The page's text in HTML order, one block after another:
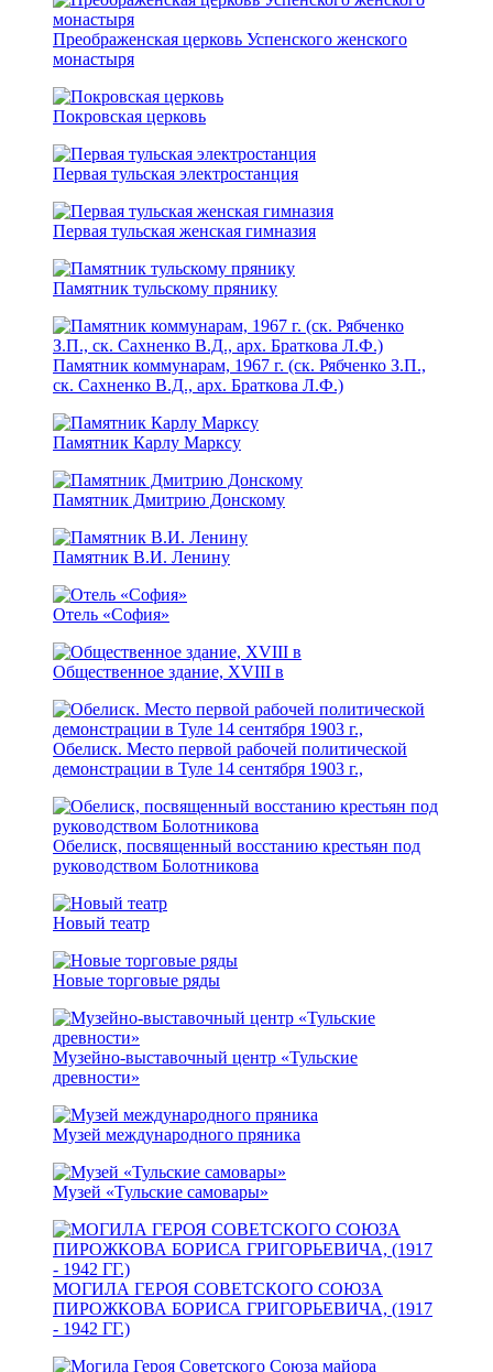
Преображенская церковь Успенского женского
монастыря
Покровская церковь
Первая тульская электростанция
Первая тульская женская гимназия
Памятник тульскому прянику
Памятник коммунарам, 1967 г. (ск. Рябченко З.П.,
ск. Сахненко В.Д., арх. Браткова Л.Ф.)
Памятник Карлу Марксу
Памятник Дмитрию Донскому
Памятник В.И. Ленину
Отель «София»
Общественное здание, XVIII в
Обелиск. Место первой рабочей политической
демонстрации в Туле 14 сентября 1903 г.,
Обелиск, посвященный восстанию крестьян под
руководством Болотникова
Новый театр
Новые торговые ряды
Музейно-выставочный центр «Тульские
древности»
Музей международного пряника
Музей «Тульские самовары»
МОГИЛА ГЕРОЯ СОВЕТСКОГО СОЮЗА
ПИРОЖКОВА БОРИСА ГРИГОРЬЕВИЧА, (1917
- 1942 ГГ.)